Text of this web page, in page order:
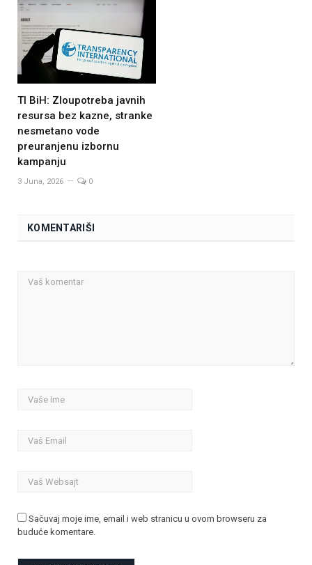
TI BiH: Zloupotreba javnih
resursa bez kazne, stranke
nesmetano vode
preuranjenu izbornu
kampanju
3 Juna, 2026 0
KOMENTARIŠI
Sačuvaj moje ime, email i web stranicu u ovom browseru za
buduće komentare.